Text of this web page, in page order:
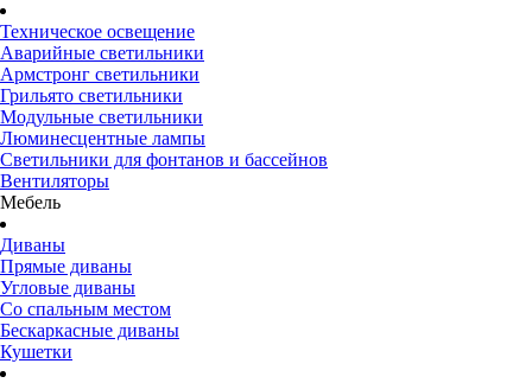
Техническое освещение
Аварийные светильники
Армстронг светильники
Грильято светильники
Модульные светильники
Люминесцентные лампы
Светильники для фонтанов и бассейнов
Вентиляторы
Мебель
Диваны
Прямые диваны
Угловые диваны
Со спальным местом
Бескаркасные диваны
Кушетки